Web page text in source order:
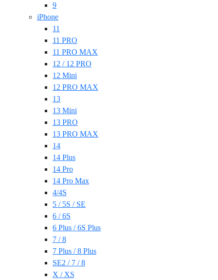
9
iPhone
11
11 PRO
11 PRO MAX
12 / 12 PRO
12 Mini
12 PRO MAX
13
13 Mini
13 PRO
13 PRO MAX
14
14 Plus
14 Pro
14 Pro Max
4/4S
5 / 5S / SE
6 / 6S
6 Plus / 6S Plus
7 / 8
7 Plus / 8 Plus
SE2 / 7 / 8
X / XS